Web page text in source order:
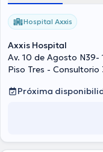
Hospital Axxis
Axxis Hospital
Av. 10 de Agosto N39-
Piso Tres -
Próxima